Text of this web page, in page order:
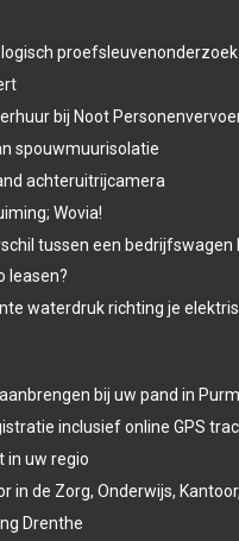
bij Noot
spouwmuurisolatie
achteruitrijcamera
Wovia!
tussen een bedrijfswagen
leasen?
waterdruk richting je
bij uw pand in
inclusief online GPS
in uw regio
in de Zorg, Onderwijs,
Drenthe